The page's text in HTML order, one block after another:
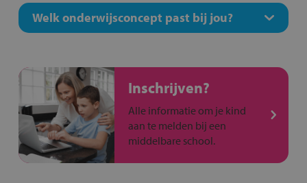
Welk onderwijsconcept past bij jou?
Inschrijven?
Alle informatie om je kind
aan te melden bij een
middelbare school.